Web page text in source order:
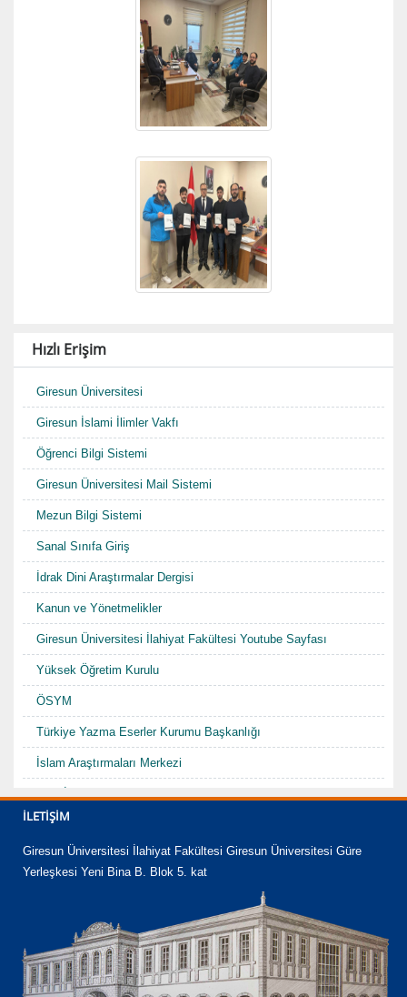
Hızlı Erişim
Giresun Üniversitesi
Giresun İslami İlimler Vakfı
Öğrenci Bilgi Sistemi
Giresun Üniversitesi Mail Sistemi
Mezun Bilgi Sistemi
Sanal Sınıfa Giriş
İdrak Dini Araştırmalar Dergisi
Kanun ve Yönetmelikler
Giresun Üniversitesi İlahiyat Fakültesi Youtube Sayfası
Yüksek Öğretim Kurulu
ÖSYM
Türkiye Yazma Eserler Kurumu Başkanlığı
İslam Araştırmaları Merkezi
TDV İslam Ansiklopedisi
Karadenizde Fütüvvet ve Ahilik Sempozyumu/Şurası-I "Hacı
Abdullah Halife"
İLETIŞIM
Giresun Üniversitesi İlahiyat Fakültesi Giresun Üniversitesi Güre
Yerleşkesi Yeni Bina B. Blok 5. kat